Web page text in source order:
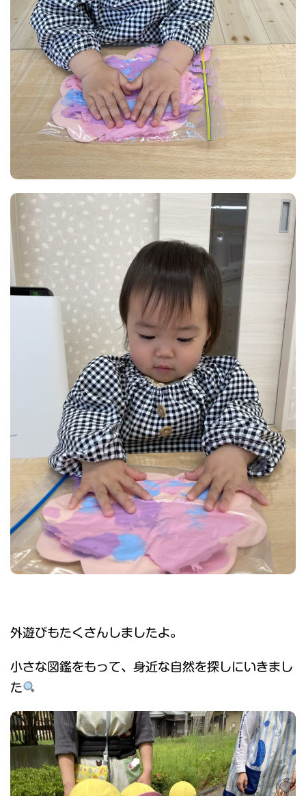
外遊びもたくさんしましたよ。
小さな図鑑をもって、身近な自然を探しにいきまし
た